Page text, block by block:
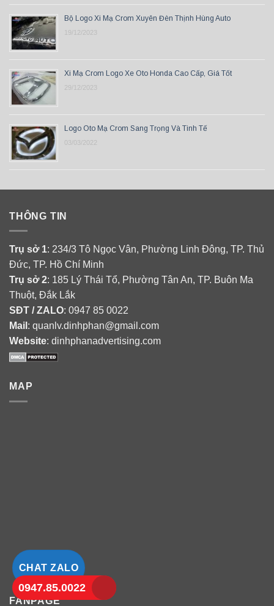
CHAT ZALO
0947.85.0022
Bộ Logo Xi Mạ Crom Xuyên Đèn Thịnh Hùng Auto
19/12/2023
Xi Mạ Crom Logo Xe Oto Honda Cao Cấp, Giá Tốt
29/12/2023
Logo Oto Mạ Crom Sang Trọng Và Tinh Tế
03/03/2022
THÔNG TIN
Trụ sở 1: 234/3 Tô Ngọc Vân, Phường Linh Đông, TP. Thủ
Đức, TP. Hồ Chí Minh
Trụ sở 2: 185 Lý Thái Tổ, Phường Tân An, TP. Buôn Ma
Thuột, Đắk Lắk
SĐT / ZALO: 0947 85 0022
Mail : quanlv.dinhphan@gmail.com
Website: dinhphanadvertising.com
MAP
FANPAGE